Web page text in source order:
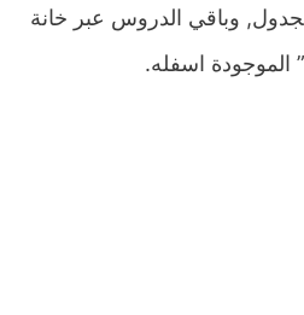
وباقي الدروس عبر خانة
الموجودة اسفله.